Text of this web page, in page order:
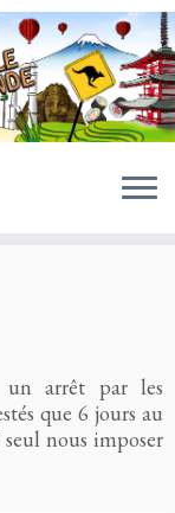
un arrêt par les
que 6 jours au
nous imposer